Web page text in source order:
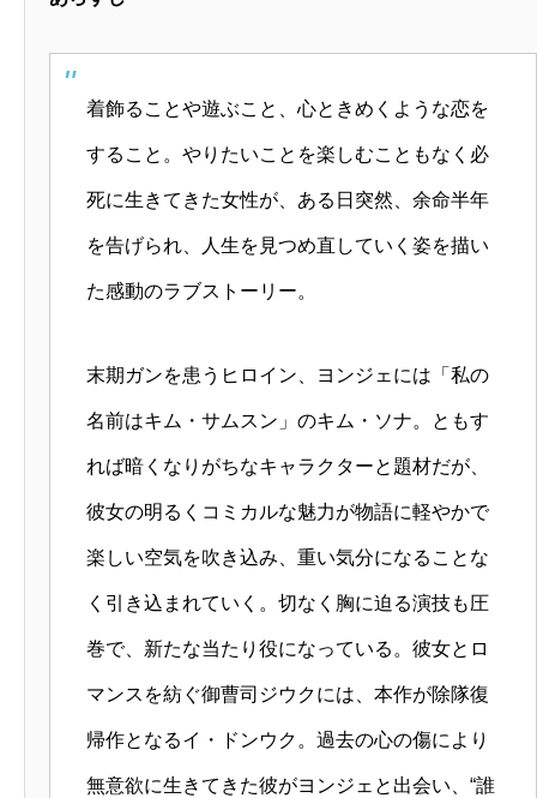
着飾ることや遊ぶこと、心ときめくような恋を
すること。やりたいことを楽しむこともなく必
死に生きてきた女性が、ある日突然、余命半年
を告げられ、人生を見つめ直していく姿を描い
た感動のラブストーリー。
末期ガンを患うヒロイン、ヨンジェには「私の
名前はキム・サムスン」のキム・ソナ。ともす
れば暗くなりがちなキャラクターと題材だが、
彼女の明るくコミカルな魅力が物語に軽やかで
楽しい空気を吹き込み、重い気分になることな
く引き込まれていく。切なく胸に迫る演技も圧
巻で、新たな当たり役になっている。彼女とロ
マンスを紡ぐ御曹司ジウクには、本作が除隊復
帰作となるイ・ドンウク。過去の心の傷により
無意欲に生きてきた彼がヨンジェと出会い、“誰